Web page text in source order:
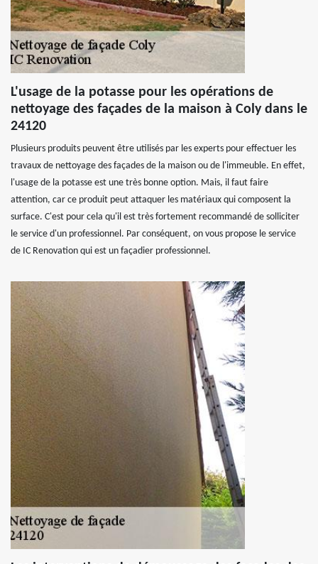
L'usage de la potasse pour les opérations de
nettoyage des façades de la maison à Coly dans le
24120
Plusieurs produits peuvent être utilisés par les experts pour effectuer les
travaux de nettoyage des façades de la maison ou de l'immeuble. En effet,
l'usage de la potasse est une très bonne option. Mais, il faut faire
attention, car ce produit peut attaquer les matériaux qui composent la
surface. C'est pour cela qu'il est très fortement recommandé de solliciter
le service d'un professionnel. Par conséquent, on vous propose le service
de IC Renovation qui est un façadier professionnel.